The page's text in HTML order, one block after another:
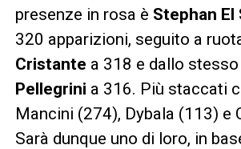
presenze in rosa è Stephan El
320 apparizioni, seguito a
Cristante a 318 e dallo stesso
Pellegrini a 316. Più staccati
Mancini (274), Dybala (113) e
Sarà dunque uno di loro, in